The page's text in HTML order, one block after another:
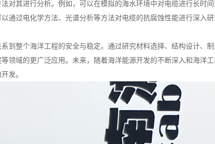
对其进行分析。例如，可以在模拟的海水环境中对电缆进行长时
通过电化学方法、光谱分析等方法对电缆的抗腐蚀性能进行深入研
到整个海洋工程的安全与稳定。通过研究材料选择、结构设计、
领域的更广泛应用。未来，随着海洋能源开发的不断深入和海洋
发。